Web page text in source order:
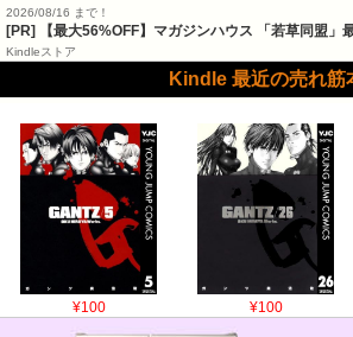
2026/08/16 まで！
[PR] 【最大56%OFF】マガジンハウス 「若草同盟」
Kindleストア
Kindle 最近の売れ筋
¥100 ¥100